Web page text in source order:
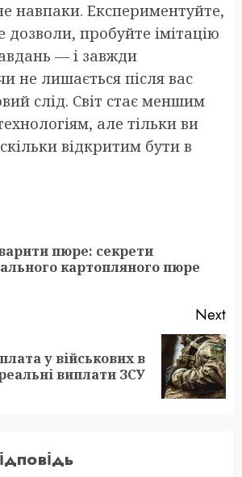
навпаки. Експериментуйте,
пробуйте імітацію
— і завжди
не лишається після вас
слід. Світ стає меншим
але тільки ви
відкритим бути в
пюре: секрети
картопляного пюре
Next
у військових в
виплати ЗСУ